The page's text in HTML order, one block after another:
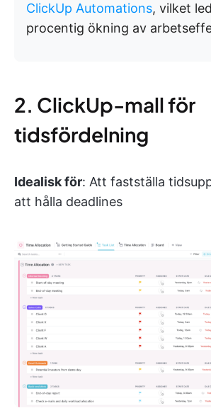
ClickUp Automations, vilket
procentig ökning av
2. ClickUp-mall för
tidsfördelning
Idealisk för: Att fastställa
att hålla deadlines